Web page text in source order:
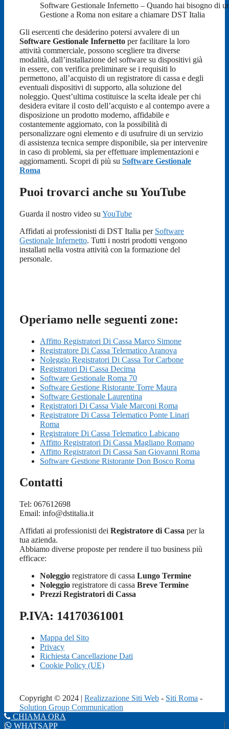
Software Gestionale Infernetto – Quando hai bisogno di
Gestione a Roma non esitare a chiamare DST Italia
Gli esercenti che desiderino potersi avvalere di un
Software Gestionale Infernetto per facilitare la loro
attività commerciale, possono scegliere tra diverse
modalità, dall’installazione del software su dispositivi già
in essere, con verifica preliminare se i requisiti lo
permettono, all’acquisto di un registratore di cassa e degli
eventuali dispositivi di supporto, alla soluzione del
noleggio. Quest’ultima costituisce la scelta ideale per chi
desidera evitare il costo dell’acquisto e al contempo avere a
disposizione un prodotto moderno, affidabile e
costantemente aggiornato, con la possibilità di
personalizzare ogni elemento e di usufruire di un servizio
di assistenza tecnica sempre disponibile, sia per intervenire
in caso di problemi, sia per effettuare implementazioni e
aggiornamenti. Scopri di più su Software Gestionale
Roma
Puoi trovarci anche su YouTube
Guarda il nostro video su YouTube
Affidati ai professionisti di DST Italia per Software
Gestionale Infernetto. Tutti i nostri prodotti vengono
installati nella vostra attività con la formazione del
personale.
Operiamo nelle seguenti zone:
Affitto Registratori Di Cassa Marco Simone
Registratore Di Cassa Telematico Aranova
Noleggio Registratori Di Cassa Tor Carbone
Registratori Di Cassa Decima
Software Gestionale Roma 70
Software Gestione Ristorante Torre Maura
Software Gestionale Laurentina
Registratori Di Cassa Viale Marconi Roma
Registratore Di Cassa Telematico Ponte Linari
Roma
Registratore Di Cassa Telematico Labicano
Affitto Registratori Di Cassa Magliano Romano
Affitto Registratori Di Cassa San Giovanni Roma
Software Gestione Ristorante Don Bosco Roma
Contatti
Tel: 067612698
Email: info@dstitalia.it
Affidati ai professionisti dei Registratore di Cassa per la
tua azienda.
Abbiamo diverse proposte per rendere il tuo business più
efficace:
Noleggio registratore di cassa Lungo Termine
Noleggio registratore di cassa Breve Termine
Prezzi Registratori di Cassa
P.IVA: 14170361001
Mappa del Sito
Privacy
Richiesta Cancellazione Dati
Cookie Policy (UE)
Copyright © 2024 | Realizzazione Siti Web - Siti Roma -
Solution Group Communication
CHIAMA ORA
WHATSAPP